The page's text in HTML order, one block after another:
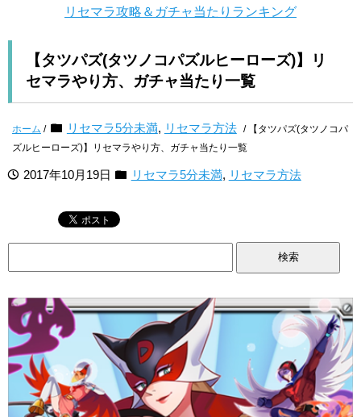
リセマラ攻略＆ガチャ当たりランキング
【タツパズ(タツノコパズルヒーローズ)】リ
セマラやり方、ガチャ当たり一覧
ホーム / リセマラ5分未満, リセマラ方法 / 【タツパズ(タツノコパ
ズルヒーローズ)】リセマラやり方、ガチャ当たり一覧
2017年10月19日 リセマラ5分未満, リセマラ方法